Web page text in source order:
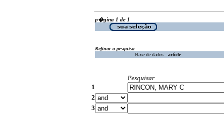
p�gina 1 de 1
Refinar a pesquisa
Base de dados : article
Pesquisar
1
2
3